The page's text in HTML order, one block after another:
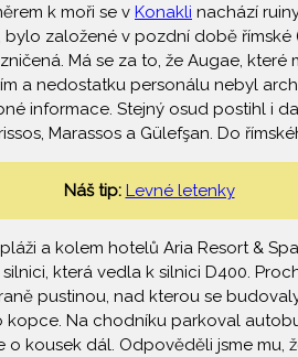
k moři se v Konakli nachází
bylo založené v pozdní době římské
Má se za to, že Augae, které
a nedostatku personálu nebyl
informace. Stejný osud postihl i
Marassos a Gülefşan. Do
Náš tip: Levné letenky
a kolem hotelů Aria Resort &
která vedla k silnici D400.
pustinou, nad kterou se
Na chodníku parkoval
kousek dál. Odpověděli jsme mu,